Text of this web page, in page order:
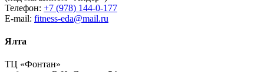
Телефон: +7 (978) 144-0-177
E-mail: fitness-eda@mail.ru
Ялта
ТЦ «Фонтан»